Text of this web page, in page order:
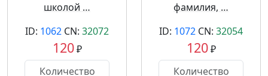
школой …
ID: 1062 CN: 32072
120₽
фамилия, …
ID: 1072 CN: 32054
120₽